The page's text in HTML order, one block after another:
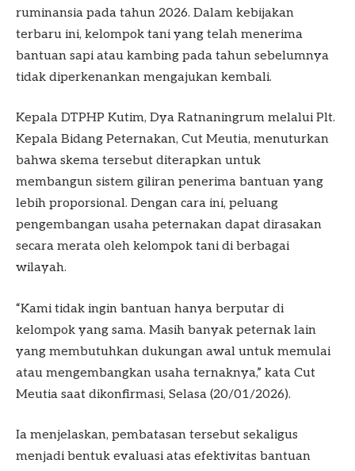
ruminansia pada tahun 2026. Dalam kebijakan
terbaru ini, kelompok tani yang telah menerima
bantuan sapi atau kambing pada tahun sebelumnya
tidak diperkenankan mengajukan kembali.
Kepala DTPHP Kutim, Dya Ratnaningrum melalui Plt.
Kepala Bidang Peternakan, Cut Meutia, menuturkan
bahwa skema tersebut diterapkan untuk
membangun sistem giliran penerima bantuan yang
lebih proporsional. Dengan cara ini, peluang
pengembangan usaha peternakan dapat dirasakan
secara merata oleh kelompok tani di berbagai
wilayah.
“Kami tidak ingin bantuan hanya berputar di
kelompok yang sama. Masih banyak peternak lain
yang membutuhkan dukungan awal untuk memulai
atau mengembangkan usaha ternaknya,” kata Cut
Meutia saat dikonfirmasi, Selasa (20/01/2026).
Ia menjelaskan, pembatasan tersebut sekaligus
menjadi bentuk evaluasi atas efektivitas bantuan